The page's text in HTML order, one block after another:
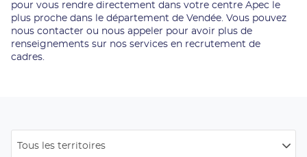
pour vous rendre directement dans votre centre Apec le
plus proche dans le département de Vendée. Vous pouvez
nous contacter ou nous appeler pour avoir plus de
renseignements sur nos services en recrutement de
cadres.
Tous les territoires
Filtrer